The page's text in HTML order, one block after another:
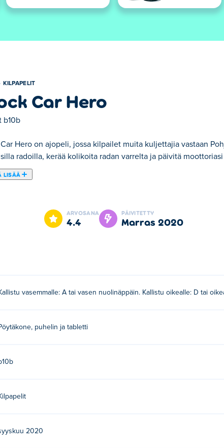
KILPAPELIT
Car Hero
b10b
Hero on ajopeli, jossa kilpailet muita kuljettajia vastaan
radoilla, kerää kolikoita radan varrelta ja päivitä
LISÄÄ
Car Hero on yksi valitsemistamme Kilpapelit -kategorian
ARVOSANA
4.4
PÄIVITETTY
marras 2020
vasemmalle: A tai vasen nuolinäppäin. Kallistu oikealle: D tai
puhelin ja tabletti
2020